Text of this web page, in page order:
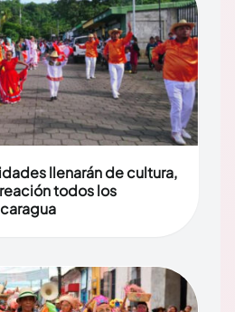
llenarán de cultura,
todos los